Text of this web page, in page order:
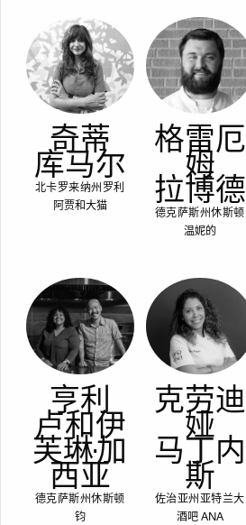
奇蒂
库马尔
北卡罗来纳州罗利
阿贾和大猫
格雷厄
姆
拉博德
德克萨斯州休斯顿
温妮的
亨利
卢和伊
芙琳·加
西亚
德克萨斯州休斯顿
钧
克劳迪
娅
马丁内
斯
佐治亚州亚特兰大
酒吧 ANA